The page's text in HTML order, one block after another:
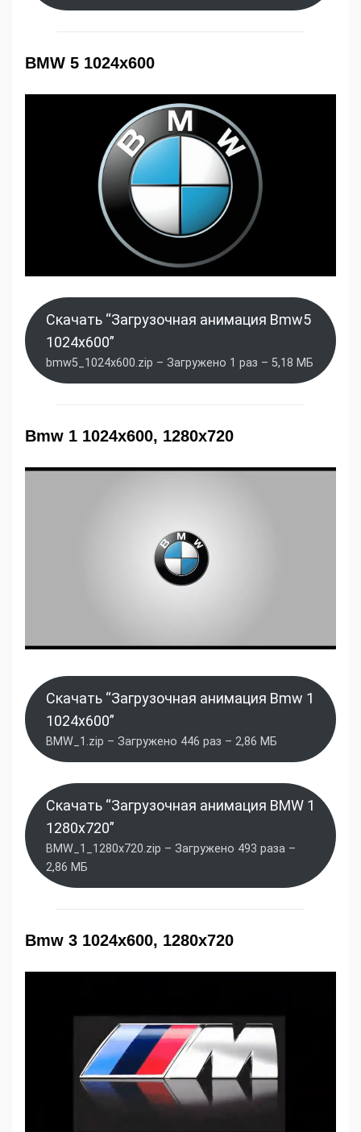
BMW 5 1024x600
Скачать “Загрузочная анимация Bmw5
1024x600”
bmw5_1024x600.zip – Загружено 1 раз – 5,18 МБ
Bmw 1 1024x600, 1280x720
Скачать “Загрузочная анимация Bmw 1
1024x600”
BMW_1.zip – Загружено 446 раз – 2,86 МБ
Скачать “Загрузочная анимация BMW 1
1280x720”
BMW_1_1280x720.zip – Загружено 493 раза –
2,86 МБ
Bmw 3 1024x600, 1280x720